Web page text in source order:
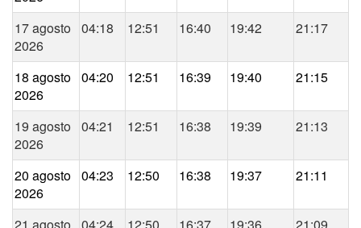
17 agosto
2026
04:18 12:51 16:40 19:42 21:17
18 agosto
2026
04:20 12:51 16:39 19:40 21:15
19 agosto
2026
04:21 12:51 16:38 19:39 21:13
20 agosto
2026
04:23 12:50 16:38 19:37 21:11